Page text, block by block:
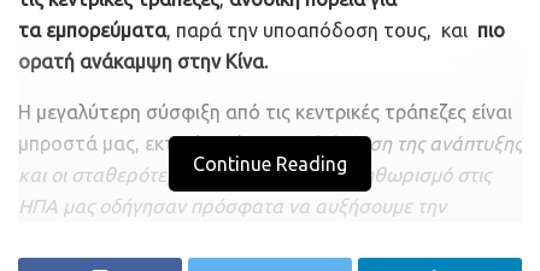
Το τέταρτο τρίμηνο του 2022 απέδωσε επίσης
καλύτερα αποτελέσματα από το προηγούμενο τρίμηνο,
με τα καθαρά έσοδα να αυξάνονται κατά 5%, παρά την
κατάρρευση του ανταγωνιστή
και το επακόλουθο
σοκ στις αγορές κρυπτονομισμάτων το Νοέμβριο.
Τα έσοδα από τόκους συνεχίζουν να αυξάνονται για την
Coinbase, με την εταιρεία να αναφέρει έσοδα 182,2
τα εμπορεύματα, παρά την υποαπόδοση τους, και πιο
ορατή ανάκαμψη στην Κίνα.
Η μεγαλύτερη σύσφιξη από τις κεντρικές τράπεζες είναι
μπροστά μας, εκτιμά ο οίκος.«Η βελτίωση της ανάπτυξης
και οι σταθερότερες ειδήσεις για τον πληθωρισμό στις
ΗΠΑ μας οδήγησαν πρόσφατα να αυξήσουμε την
Continue Reading